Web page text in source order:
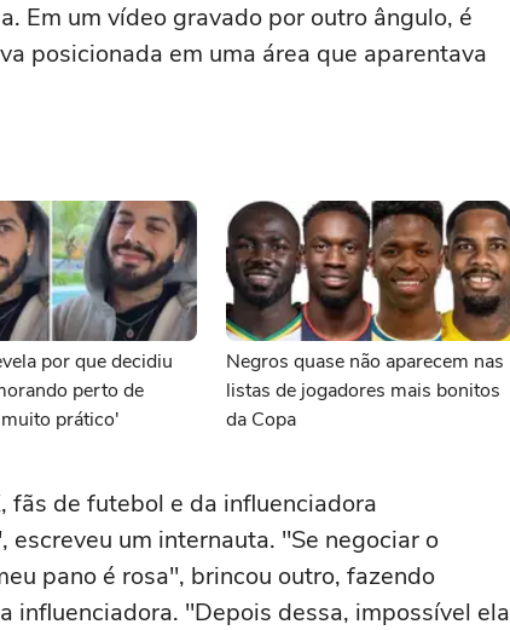
Em um vídeo gravado por outro ângulo, é
posicionada em uma área que aparentava
por que decidiu
perto de
prático'
Negros quase não aparecem nas
listas de jogadores mais bonitos
da Copa
fãs de futebol e da influenciadora
um internauta. "Se negociar o
pano é rosa", brincou outro, fazendo
influenciadora. "Depois dessa, impossível ela